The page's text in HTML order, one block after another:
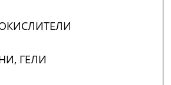
ГЕЛИ